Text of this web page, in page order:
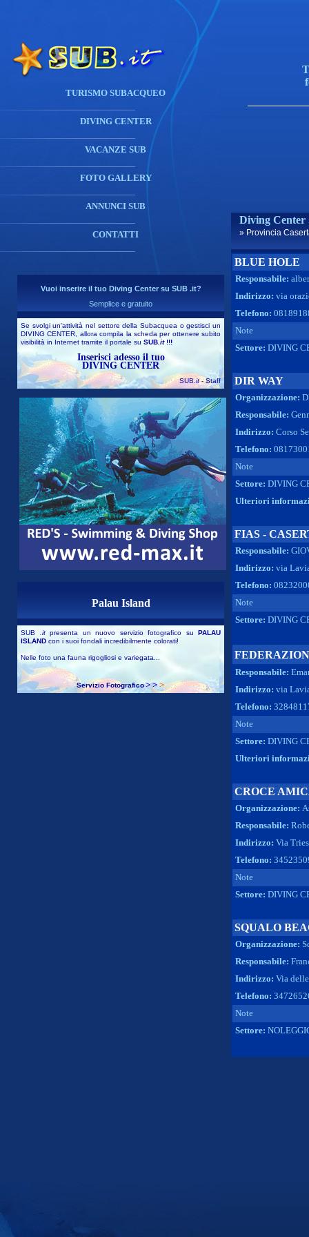
TURISMO SUBACQUEO
DIVING CENTER
VACANZE SUB
FOTO GALLERY
ANNUNCI SUB
CONTATTI
Vuoi inserire il tuo Diving Center su SUB .it?
Semplice e gratuito
Se svolgi un'attività nel settore della Subacquea o gestisci un
DIVING CENTER, allora compila la scheda per ottenere subito
visibilità in Internet tramite il portale su SUB .it!!!
Inserisci adesso il tuo
DIVING CENTER
SUB.it- Staff
Palau Island
SUB .itpresenta un nuovo servizio fotografico su PALAU
ISLAND con i suoi fondali incredibilmente colorati!
Nelle foto una fauna rigogliosi e variegata...
Servizio Fotografico
Diving Center
» Provincia
BLUE HOLE
Responsabile:
Indirizzo: via
Telefono:
Note
Settore: DIVING
DIR WAY
Organizzazione:
Responsabile:
Indirizzo: Corso
Telefono:
Note
Settore: DIVING
Ulteriori
FIAS -
Responsabile:
Indirizzo: via
Telefono:
Note
Settore: DIVING
Responsabile:
Indirizzo: via
Telefono:
Note
Settore: DIVING
Ulteriori
CROCE
Organizzazione:
Responsabile:
Indirizzo: Via
Telefono:
Note
Settore: DIVING
SQUALO
Organizzazione:
Responsabile:
Indirizzo: Via
Telefono:
Note
Settore: